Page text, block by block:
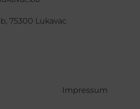
75300 Lukavac
Impressum